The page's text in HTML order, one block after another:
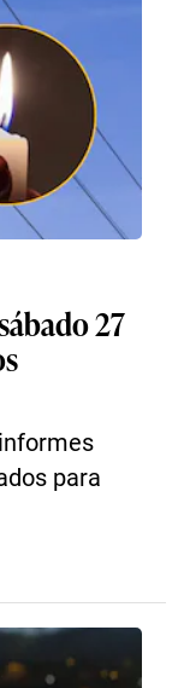
27
para